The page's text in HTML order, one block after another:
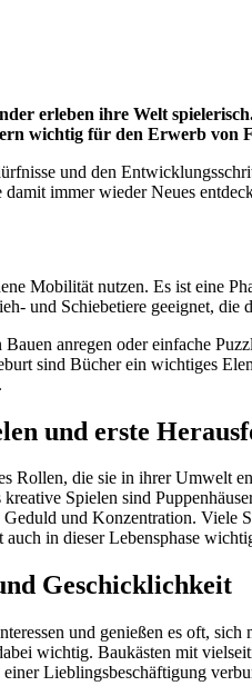
erleben ihre Welt
wichtig für den Erwerb von
und den
immer wieder Neues
Mobilität nutzen. Es ist eine
und Schiebetiere geeignet, die
anregen oder einfache
sind Bücher ein wichtiges
und erste
Rollen, die sie in ihrer Umwelt
Spielen sind
und Konzentration. Viele
in dieser Lebensphase
Geschicklichkeit
und genießen es oft,
wichtig. Baukästen mit
Lieblingsbeschäftigung